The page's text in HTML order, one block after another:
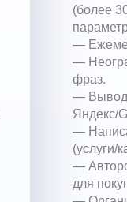
(более
—
—
фраз.
— Вывод
Яндекс/
—
(услуги/
—
для